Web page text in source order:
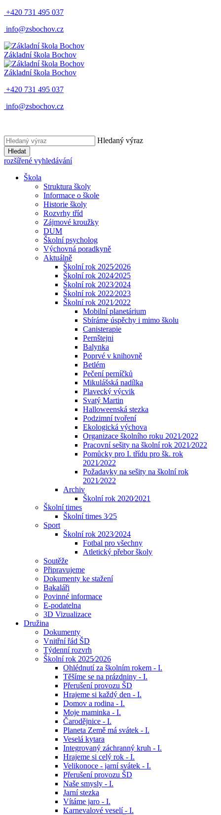
+420 731 495 037
info@zsbochov.cz
Základní škola Bochov
Základní škola Bochov
+420 731 495 037
info@zsbochov.cz
Hledaný výraz
Hledat
rozšířené vyhledávání
Škola
Struktura školy
Informace o škole
Historie školy
Rozvrhy tříd
Zájmové kroužky
DUM
Školní psycholog
Výchovná poradkyně
Aktuálně
Školní rok 2025⁄2026
Školní rok 2024⁄2025
Školní rok 2023⁄2024
Školní rok 2022⁄2023
Školní rok 2021⁄2022
Mobilní planetárium
Sbíráme úspěchy i mimo školu
Canisterapie
Pernštejni
Balynka
Poprvé v knihovně
Betlém
Pečení perníčků
Mikulášská nadílka
Plavecký výcvik
Svatý Martin
Halloweenská stezka
Podzimní tvoření
Ekologická výchova
Organizace školního roku 2021⁄2022
Pracovní sešity na školní rok 2021⁄2022
Pomůcky pro I. třídu pro šk. rok
2021⁄2022
Požadavky na sešity na školní rok
2021⁄2022
Archiv
Školní rok 2020⁄2021
Školní times
Školní times 3⁄25
Sport
Školní rok 2023⁄2024
Fotbal pro všechny
Atletický přebor školy
Soutěže
Připravujeme
Dokumenty ke stažení
Bakaláři
Povinné informace
E-podatelna
3D Vizualizace
Družina
Dokumenty
Vnitřní řád ŠD
Týdenní rozvrh
Školní rok 2025⁄2026
Ohlédnutí za školním rokem - I.
Těšíme se na prázdniny - I.
Přerušení provozu ŠD
Hrajeme si každý den - I.
Domov a rodina - I.
Moje maminka - I.
Čarodějnice - I.
Planeta Země má svátek - I.
Veselá kytara
Integrovaný záchranný kruh - I.
Hrajeme si celý rok - I.
Velikonoce - jarní svátek - I.
Přerušení provozu ŠD
Naše smysly - I.
Jarní stezka
Vítáme jaro - I.
Karnevalové veselí - I.